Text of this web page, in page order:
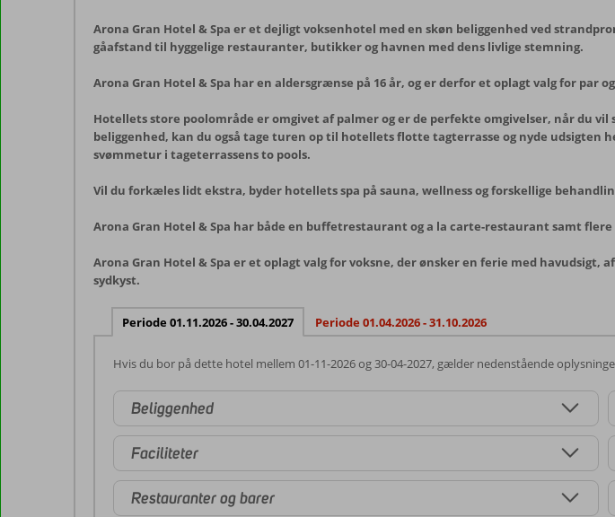
Arona Gran Hotel & Spa er et dejligt voksenhotel med en skøn beliggenhed ved
gåafstand til hyggelige restauranter, butikker og havnen med dens livlige stemning.
Arona Gran Hotel & Spa har en aldersgrænse på 16 år, og er derfor et oplagt valg for par
Hotellets store poolområde er omgivet af palmer og er de perfekte omgivelser, når du
beliggenhed, kan du også tage turen op til hotellets flotte tagterrasse og nyde udsigten
svømmetur i tageterrassens to pools.
Vil du forkæles lidt ekstra, byder hotellets spa på sauna, wellness og forskellige
Arona Gran Hotel & Spa har både en buffetrestaurant og a la carte-restaurant samt
Arona Gran Hotel & Spa er et oplagt valg for voksne, der ønsker en ferie med havudsigt,
sydkyst.
Periode 01.11.2026 - 30.04.2027 Periode 01.04.2026 - 31.10.2026
Hvis du bor på dette hotel mellem 01-11-2026 og 30-04-2027, gælder nedenstående
Beliggenhed
Faciliteter
Restauranter og barer